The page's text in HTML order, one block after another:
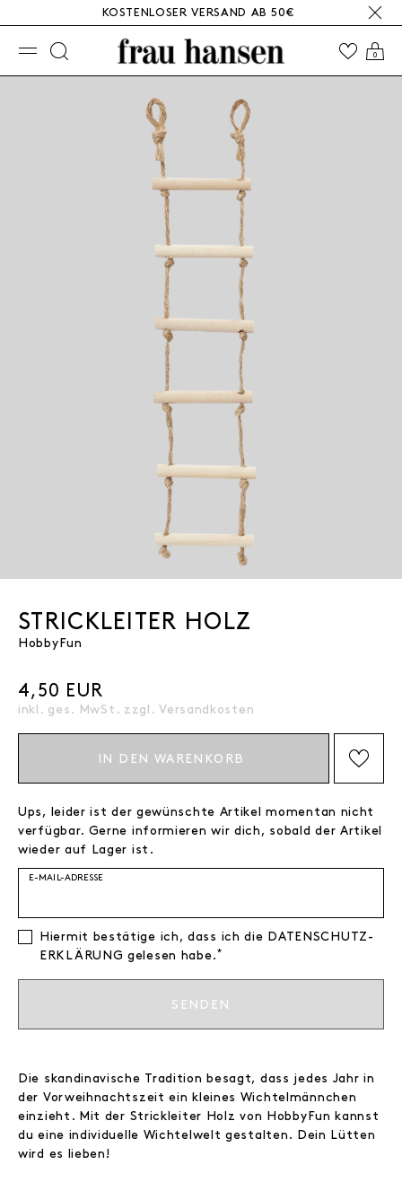
KOSTENLOSER VERSAND AB 50€
0
☰
STRICKLEITER HOLZ
HobbyFun
4,50 EUR
inkl. ges. MwSt. zzgl.Versandkosten
IN DEN WARENKORB
Ups, leider ist der gewünschte Artikel momentan nicht
verfügbar. Gerne informieren wir dich, sobald der Artikel
wieder auf Lager ist.
E-MAIL-ADRESSE
Hiermit bestätige ich, dass ich die
DATEN­SCHUTZ­
ERKLÄRUNG gelesen habe. *
SENDEN
Die skandinavische Tradition besagt, dass jedes Jahr in
der Vorweihnachtszeit ein kleines Wichtelmännchen
einzieht. Mit der Strickleiter Holz von HobbyFun kannst
du eine individuelle Wichtelwelt gestalten. Dein Lütten
wird es lieben!